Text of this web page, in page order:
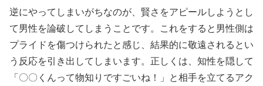
逆にやってしまいがちなのが、賢さをアピールしようとし
て男性を論破してしまうことです。これをすると男性側は
プライドを傷つけられたと感じ、結果的に敬遠されるとい
う反応を引き出してしまいます。正しくは、知性を隠して
「〇〇くんって物知りですごいね！」と相手を立てるアク